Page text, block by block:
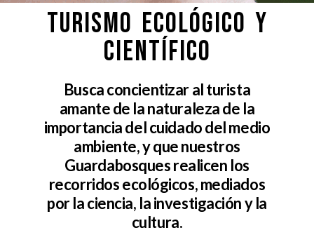
Turismo Ecológico y
Científico
Busca concientizar al turista
amante de la naturaleza de la
importancia del cuidado del medio
ambiente, y que nuestros
Guardabosques realicen los
recorridos ecológicos, mediados
por la ciencia, la investigación y la
cultura.